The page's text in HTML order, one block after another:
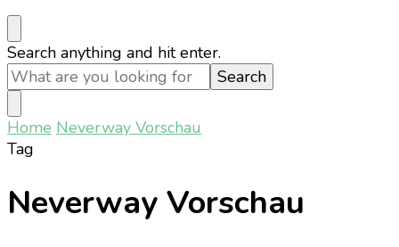
Looking
for
Something?
Search anything and hit enter.
Home Neverway Vorschau
Tag
Neverway Vorschau